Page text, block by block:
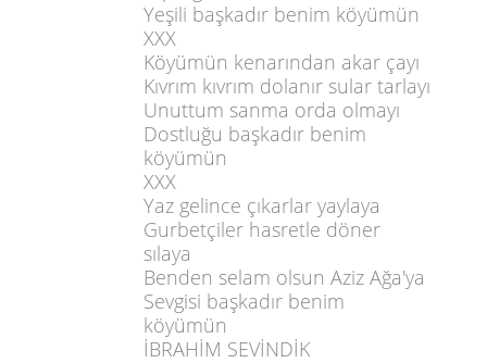
Yeşili başkadır benim köyümün
XXX
Köyümün kenarından akar çayı
Kıvrım kıvrım dolanır sular tarlayı
Unuttum sanma orda olmayı
Dostluğu başkadır benim
köyümün
XXX
Yaz gelince çıkarlar yaylaya
Gurbetçiler hasretle döner
sılaya
Benden selam olsun Aziz Ağa'ya
Sevgisi başkadır benim
köyümün
İBRAHİM SEVİNDİK